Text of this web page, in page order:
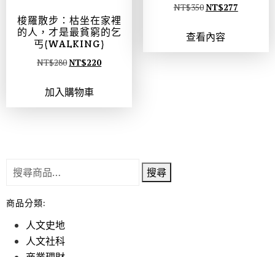
梭羅散步：枯坐在家裡
的人，才是最貧窮的乞
丐(WALKING)
NT$280 NT$220
加入購物車
NT$350 NT$277
查看內容
搜尋
商品分類:
人文史地
人文社科